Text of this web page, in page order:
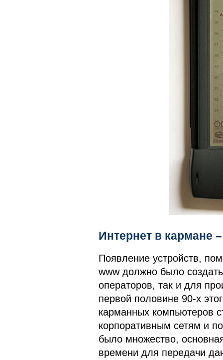
Интернет в кармане
Появление устройств,
www должно было
операторов, так и для
первой половине 90-х
карманных компьютеров
корпоративным сетям и
было множество,
времени для передачи